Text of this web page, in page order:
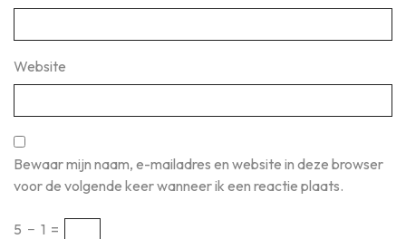
Website
Bewaar mijn naam, e-mailadres en website in deze browser
voor de volgende keer wanneer ik een reactie plaats.
5 − 1 =